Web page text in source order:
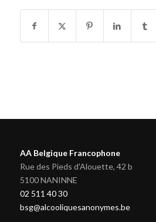
AA Belgique Francophone
Rue des Pieds d'Alouette, 42 b
5100 NANINNE
02 511 40 30
bsg@alcooliquesanonymes.be